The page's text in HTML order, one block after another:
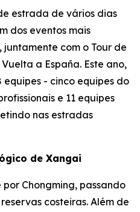
estrada de vários dias
dos eventos mais
com o Tour de
a España. Este ano,
equipes - cinco equipes do
e 11 equipes
nas estradas
de Xangai
Chongming, passando
costeiras. Além de